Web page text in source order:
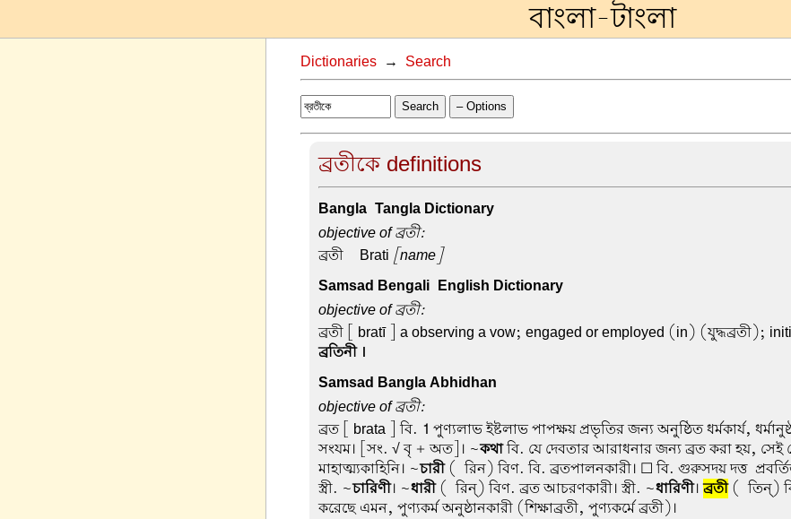
বাংলা-টাংলা
Dictionaries→ Search
Search – Options
ব্রতীকে definitions
Bangla-Tangla Dictionary
objective of ব্রতী:
ব্রতী – Brati [name]
Samsad Bengali-English Dictionary
objective of ব্রতী:
ব্রতী[ bratī ] a observing a vow; engaged or employed (in) (যুদ্ধব্রতী);
ব্রতিনী ।
Samsad Bangla Abhidhan
objective of ব্রতী:
ব্রত[ brata ] বি. 1 পুণ্যলাভ ইষ্টলাভ পাপক্ষয় প্রভৃতির জন্য অনুষ্ঠিত ধর্মকার্য,
সংযম। [সং. √ বৃ + অত]। ~কথাবি. যে দেবতার আরাধনার জন্য ব্রত করা হয়, সেই
মাহাত্ম্যকাহিনি। ~চারী(-রিন) বিণ. বি. ব্রতপালনকারী। ☐ বি. গুরুসদয় দত্ত-
স্ত্রী. ~চারিণী। ~ধারী(-রিন্) বিণ. ব্রত আচরণকারী। স্ত্রী. ~ধারিণী।ব্রতী(-তিন্)
করেছে এমন, পুণ্যকর্ম অনুষ্ঠানকারী (শিক্ষাব্রতী, পুণ্যকর্মে ব্রতী)।